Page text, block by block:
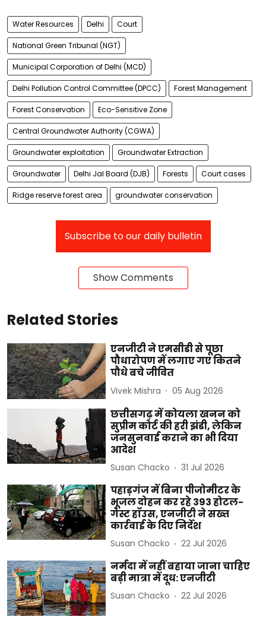
Water Resources Delhi Court
National Green Tribunal (NGT)
Municipal Corporation of Delhi (MCD)
Delhi Pollution Control Committee (DPCC) Forest Management
Forest Conservation Eco-Sensitive Zone
Central Groundwater Authority (CGWA)
Groundwater exploitation Groundwater Extraction
Groundwater Delhi Jal Board (DJB) Forests Court cases
Ridge reserve forest area groundwater conservation
Subscribe to our daily bulletin
Show Comments
Related Stories
एनजीटी ने एमसीडी से पूछा
पौधारोपण में लगाए गए कितने
पौधे बचे जीवित
Vivek Mishra 05 Aug 2026
छत्तीसगढ़ में कोयला खनन को
सुप्रीम कोर्ट की हरी झंडी, लेकिन
जनसुनवाई कराने का भी दिया
आदेश
Susan Chacko 31 Jul 2026
पहाड़गंज में बिना पीजोमीटर के
भूजल दोहन कर रहे 393 होटल-
गेस्ट हॉउस, एनजीटी ने सख्त
कार्रवाई के दिए निर्देश
Susan Chacko 22 Jul 2026
नर्मदा में नहीं बहाया जाना चाहिए
बड़ी मात्रा में दूध: एनजीटी
Susan Chacko 22 Jul 2026